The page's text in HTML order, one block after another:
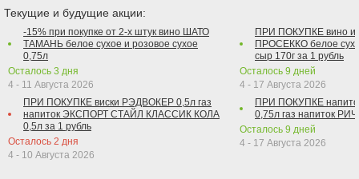
Текущие и будущие акции:
-15% при покупке от 2-х штук вино ШАТО
ТАМАНЬ белое сухое и розовое сухое
0,75л
Осталось 3 дня
4 - 11 Августа 2026
ПРИ ПОКУПКЕ виски РЭДВОКЕР 0,5л газ
напиток ЭКСПОРТ СТАЙЛ КЛАССИК КОЛА
0,5л за 1 рубль
Осталось 2 дня
4 - 10 Августа 2026
ПРИ ПОКУПКЕ вино
ПРОСЕККО белое
сыр 170г за 1 рубль
Осталось 9 дней
4 - 17 Августа 2026
ПРИ ПОКУПКЕ
0,75л газ напиток
Осталось 9 дней
4 - 17 Августа 2026